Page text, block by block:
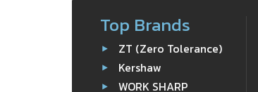
Top Brands
ZT (Zero Tolerance)
Kershaw
WORK SHARP